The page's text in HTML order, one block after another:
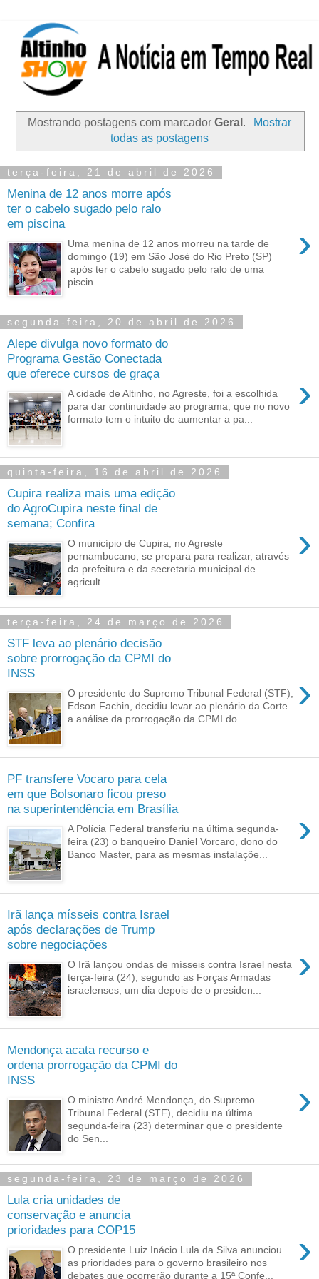
Mostrando postagens com marcadorGeral .
Mostrar
todas as postagens
terça-feira, 21 de abril de 2026
Menina de 12 anos morre após
ter o cabelo sugado pelo ralo
em piscina
›
Uma menina de 12 anos morreu na tarde de
domingo (19) em São José do Rio Preto (SP)
após ter o cabelo sugado pelo ralo de uma
piscin...
segunda-feira, 20 de abril de 2026
Alepe divulga novo formato do
Programa Gestão Conectada
que oferece cursos de graça
›
A cidade de Altinho, no Agreste, foi a escolhida
para dar continuidade ao programa, que no novo
formato tem o intuito de aumentar a pa...
quinta-feira, 16 de abril de 2026
Cupira realiza mais uma edição
do AgroCupira neste final de
semana; Confira
›
O município de Cupira, no Agreste
pernambucano, se prepara para realizar, através
da prefeitura e da secretaria municipal de
agricult...
terça-feira, 24 de março de 2026
STF leva ao plenário decisão
sobre prorrogação da CPMI do
INSS
›
O presidente do Supremo Tribunal Federal (STF),
Edson Fachin, decidiu levar ao plenário da Corte
a análise da prorrogação da CPMI do...
PF transfere Vocaro para cela
em que Bolsonaro ficou preso
na superintendência em Brasília
›
A Polícia Federal transferiu na última segunda-
feira (23) o banqueiro Daniel Vorcaro, dono do
Banco Master, para as mesmas instalaçõe...
Irã lança mísseis contra Israel
após declarações de Trump
sobre negociações
›
O Irã lançou ondas de mísseis contra Israel nesta
terça-feira (24), segundo as Forças Armadas
israelenses, um dia depois de o presiden...
Mendonça acata recurso e
ordena prorrogação da CPMI do
INSS
›
O ministro André Mendonça, do Supremo
Tribunal Federal (STF), decidiu na última
segunda-feira (23) determinar que o presidente
do Sen...
segunda-feira, 23 de março de 2026
Lula cria unidades de
conservação e anuncia
prioridades para COP15
›
O presidente Luiz Inácio Lula da Silva anunciou
as prioridades para o governo brasileiro nos
debates que ocorrerão durante a 15ª Confe...